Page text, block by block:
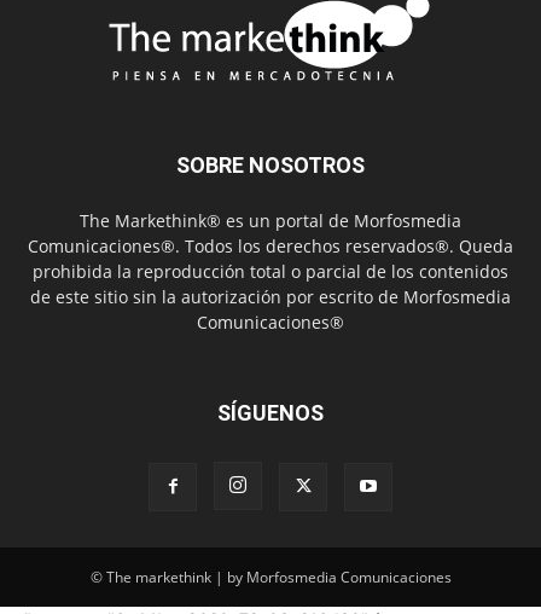
SOBRE NOSOTROS
The Markethink® es un portal de Morfosmedia
Comunicaciones®. Todos los derechos reservados®. Queda
prohibida la reproducción total o parcial de los contenidos
de este sitio sin la autorización por escrito de Morfosmedia
Comunicaciones®
SÍGUENOS
© The markethink | by Morfosmedia Comunicaciones